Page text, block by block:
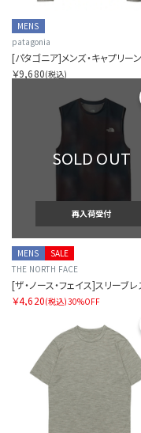
MENS
patagonia
￥9,680(税込)
SOLD OUT
再入荷受付
SALE
MENS
THE NORTH FACE
￥4,620(税込)30%OFF